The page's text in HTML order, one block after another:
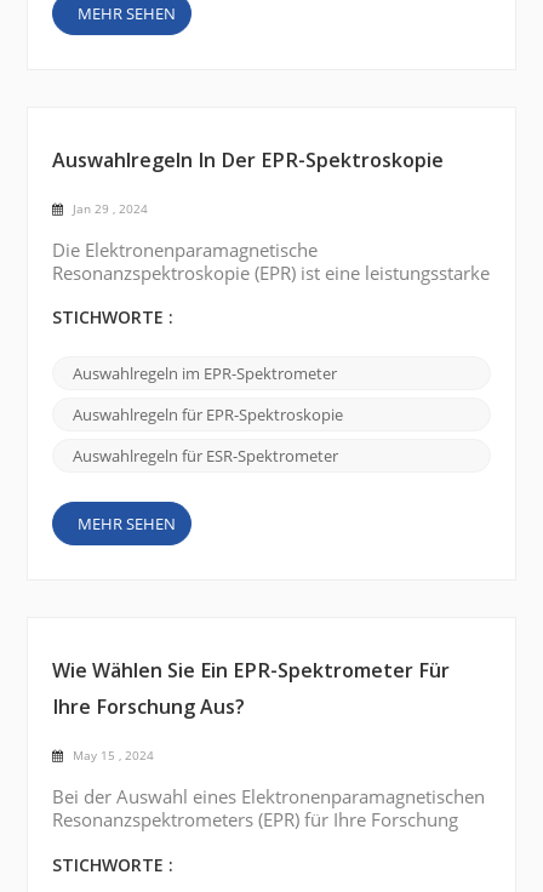
MEHR SEHEN
Auswahlregeln In Der EPR-Spektroskopie
Jan 29 , 2024
Die Elektronenparamagnetische
Resonanzspektroskopie (EPR) ist eine leistungsstarke
Struktur paramagnetischer Substanzen. Es liefert
Wechselwirkungen ungepaarter Elektronen in
Magnetfeldern. Auswahlregeln in der EPR-
Spektroskopie legen Bedingungen fest, die Sprünge
oder ve...
STICHWORTE :
Auswahlregeln im EPR-Spektrometer
Auswahlregeln für EPR-Spektroskopie
Auswahlregeln für ESR-Spektrometer
MEHR SEHEN
Wie Wählen Sie Ein EPR-Spektrometer Für
Ihre Forschung Aus?
May 15 , 2024
Bei der Auswahl eines Elektronenparamagnetischen
Resonanzspektrometers (EPR) für Ihre Forschung
wichtigsten Punkte sind unten aufgeführt:
STICHWORTE :